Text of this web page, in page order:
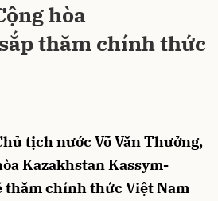
hòa
thăm chính thức
tịch nước Võ Văn Thưởng,
Kazakhstan Kassym-
thăm chính thức Việt Nam
Hủy Gửi